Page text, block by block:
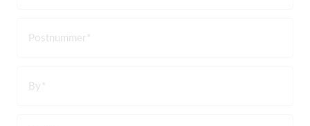
Postnummer
By